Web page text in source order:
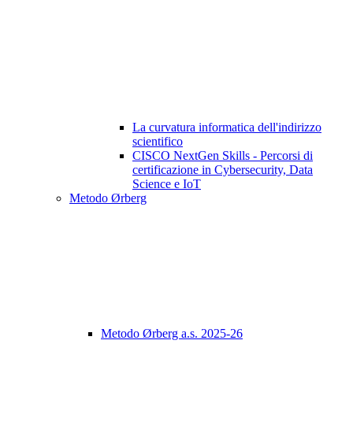
La curvatura informatica dell'indirizzo
scientifico
CISCO NextGen Skills - Percorsi di
certificazione in Cybersecurity, Data
Science e IoT
Metodo Ørberg
Metodo Ørberg a.s. 2025-26